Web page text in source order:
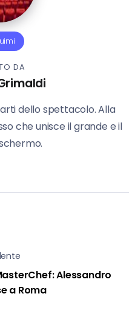
DA
dello spettacolo. Alla
che unisce il grande e il
Alessandro
a Roma